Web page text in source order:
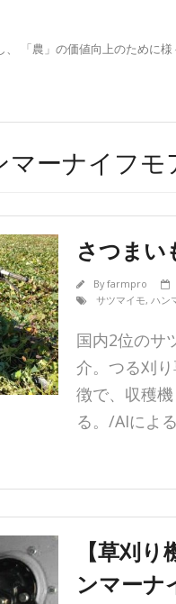
「農」の価値向上のために
マーナイフモ
さつまい
Byfarmpro
サツマイモ,ハン
国内2位のサ
介。つる刈
徴で、収穫
る。/AIによ
【草刈
ンマーナ